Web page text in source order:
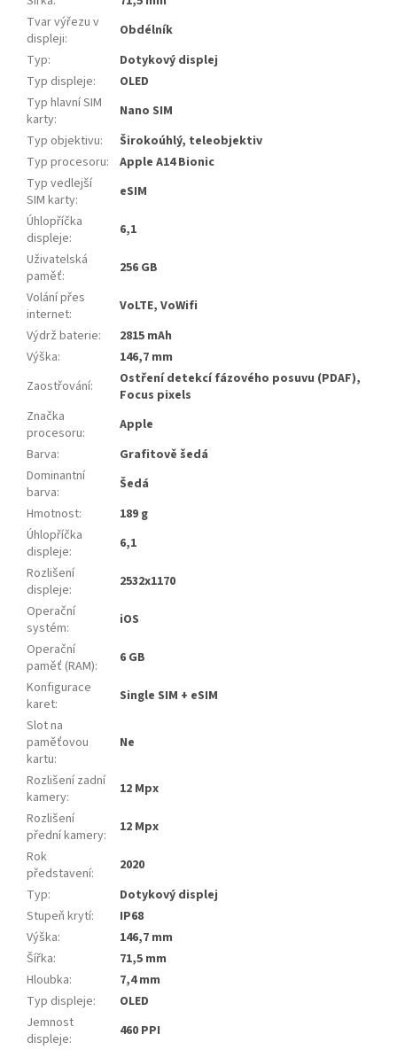
Tvar výřezu v
displeji:
Obdélník
Typ:
Dotykový displej
Typ displeje:
OLED
Typ hlavní SIM
karty:
Nano SIM
Typ objektivu:
Širokoúhlý, teleobjektiv
Typ procesoru:
Apple A14 Bionic
Typ vedlejší
SIM karty:
eSIM
Úhlopříčka
displeje:
6,1
Uživatelská
paměť:
256 GB
Volání přes
internet:
VoLTE, VoWifi
Výdrž baterie:
2815 mAh
Výška:
146,7 mm
Zaostřování:
Ostření detekcí fázového posuvu (PDAF),
Focus pixels
Značka
procesoru:
Apple
Barva:
Grafitově šedá
Dominantní
barva:
Šedá
Hmotnost:
189 g
Úhlopříčka
displeje:
6,1
Rozlišení
displeje:
2532x1170
Operační
systém:
iOS
Operační
paměť (RAM):
6 GB
Konfigurace
karet:
Single SIM + eSIM
Slot na
paměťovou
kartu:
Ne
Rozlišení zadní
kamery:
12 Mpx
Rozlišení
přední kamery:
12 Mpx
Rok
představení:
2020
Typ:
Dotykový displej
Stupeň krytí:
IP68
Výška:
146,7 mm
Šířka:
71,5 mm
Hloubka:
7,4 mm
Typ displeje:
OLED
Jemnost
displeje:
460 PPI